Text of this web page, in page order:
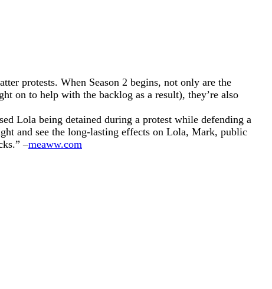
protests. When Season 2 begins, not only are the
on to help with the backlog as a result), they’re also
Lola being detained during a protest while defending a
and see the long-lasting effects on Lola, Mark, public
–meaww.com